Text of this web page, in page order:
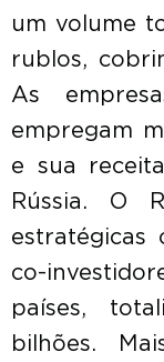
um volume
rublos,
As
empregam
e sua
Rússia. O
estratégicas
co-
países,
bilhões.